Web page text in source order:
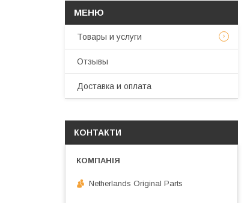
Товары и услуги
Отзывы
Доставка и оплата
КОНТАКТИ
Netherlands Original Parts